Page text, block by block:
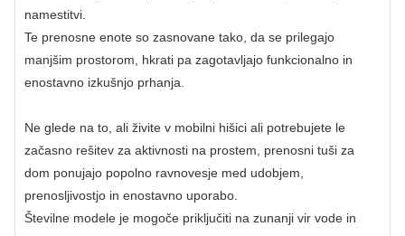
namestitvi.
Te prenosne enote so zasnovane tako, da se prilegajo
manjšim prostorom, hkrati pa zagotavljajo funkcionalno in
enostavno izkušnjo prhanja.
Ne glede na to, ali živite v mobilni hišici ali potrebujete le
začasno rešitev za aktivnosti na prostem, prenosni tuši za
dom ponujajo popolno ravnovesje med udobjem,
prenosljivostjo in enostavno uporabo.
Številne modele je mogoče priključiti na zunanji vir vode in